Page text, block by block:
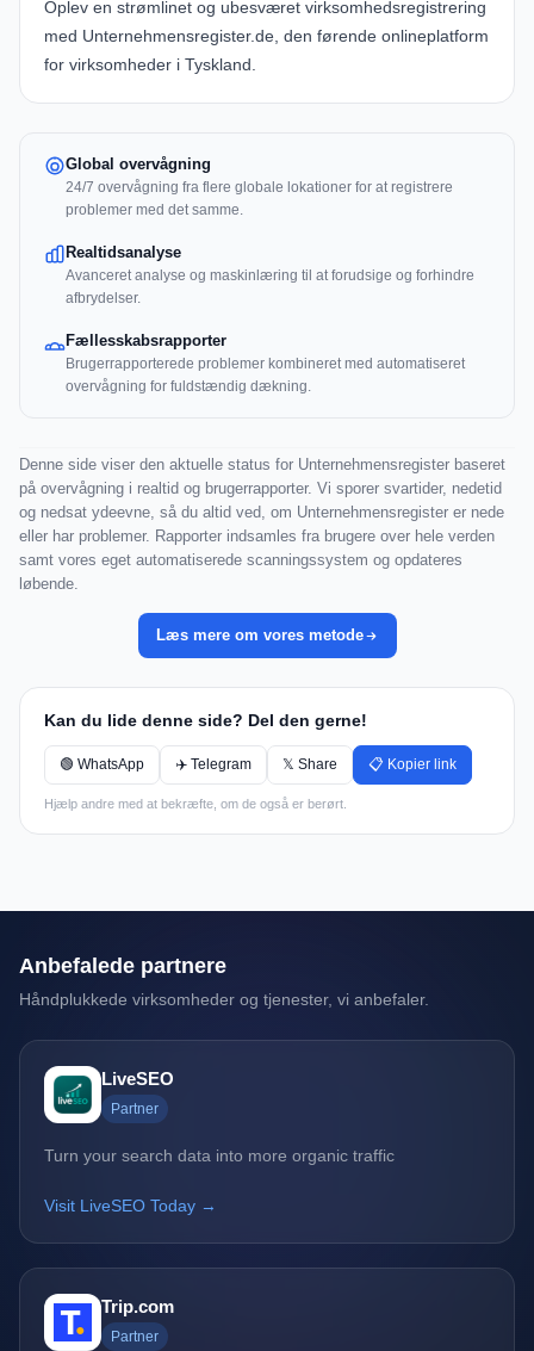
Oplev en strømlinet og ubesværet virksomhedsregistrering
med Unternehmensregister.de, den førende onlineplatform
for virksomheder i Tyskland.
Global overvågning
24/7 overvågning fra flere globale lokationer for at registrere
problemer med det samme.
Realtidsanalyse
Avanceret analyse og maskinlæring til at forudsige og forhindre
afbrydelser.
Fællesskabsrapporter
Brugerrapporterede problemer kombineret med automatiseret
overvågning for fuldstændig dækning.
Denne side viser den aktuelle status for Unternehmensregister baseret
på overvågning i realtid og brugerrapporter. Vi sporer svartider, nedetid
og nedsat ydeevne, så du altid ved, om Unternehmensregister er nede
eller har problemer. Rapporter indsamles fra brugere over hele verden
samt vores eget automatiserede scanningssystem og opdateres
løbende.
Læs mere om vores metode
Kan du lide denne side? Del den gerne!
🟢 WhatsApp ✈️ Telegram 𝕏 Share 📋 Kopier link
Hjælp andre med at bekræfte, om de også er berørt.
Anbefalede partnere
Håndplukkede virksomheder og tjenester, vi anbefaler.
LiveSEO
Partner
Turn your search data into more organic traffic
Visit LiveSEO Today →
Trip.com
Partner